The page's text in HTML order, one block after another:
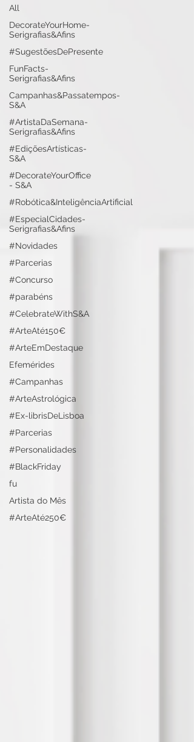
All
DecorateYourHome-
Serigrafias&Afins
#SugestõesDePresente
FunFacts-
Serigrafias&Afins
Campanhas&Passatempos-
S&A
#ArtistaDaSemana-
Serigrafias&Afins
#EdiçõesArtísticas-
S&A
#DecorateYourOffice
- S&A
#Robótica&InteligênciaArtificial
#EspecialCidades-
Serigrafias&Afins
#Novidades
#Parcerias
#Concurso
#parabéns
#CelebrateWithS&A
#ArteAté150€
#ArteEmDestaque
Efemérides
#Campanhas
#ArteAstrológica
#Ex-librisDeLisboa
#Parcerias
#Personalidades
#BlackFriday
fu
Artista do Mês
#ArteAté250€